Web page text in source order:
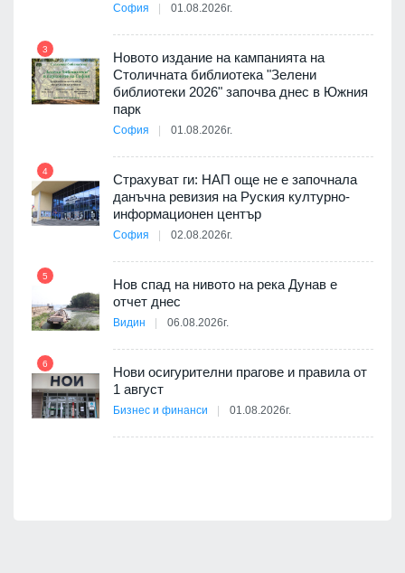
София 01.08.2026г.
3
Новото издание на кампанията на
Столичната библиотека "Зелени
библиотеки 2026" започва днес в Южния
парк
София 01.08.2026г.
4
Страхуват ги: НАП още не е започнала
данъчна ревизия на Руския културно-
информационен център
София 02.08.2026г.
5
Нов спад на нивото на река Дунав е
отчет днес
Видин 06.08.2026г.
6
Нови осигурителни прагове и правила от
1 август
Бизнес и финанси 01.08.2026г.